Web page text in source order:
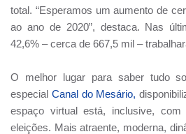
total. “Esperamos um aumento de
ao ano de 2020”, destaca. Nas
42,6% – cerca de 667,5 mil –
O melhor lugar para saber tudo
especial Canal do Mesário,
espaço virtual está, inclusive,
eleições. Mais atraente, moderna,